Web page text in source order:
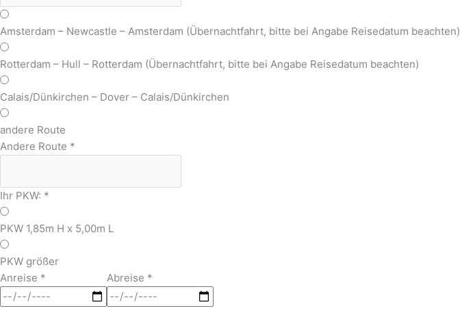
Amsterdam – Newcastle – Amsterdam (Übernachtfahrt, bitte bei Angabe Reisedatum beachten)
Rotterdam – Hull – Rotterdam (Übernachtfahrt, bitte bei Angabe Reisedatum beachten)
Calais/Dünkirchen – Dover – Calais/Dünkirchen
andere Route
Andere Route *
Ihr PKW: *
PKW 1,85m H x 5,00m L
PKW größer
Anreise * Abreise *